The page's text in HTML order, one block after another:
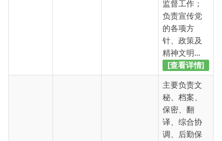
室 5321817
主要负责文
秘、档案、
保密、翻
译、综合协
调、后勤保
障等工作；
负责制定镇
机关各项工
作制度并监
督落实； 负
责镇机关效
能建设及绩...
[查看详情]